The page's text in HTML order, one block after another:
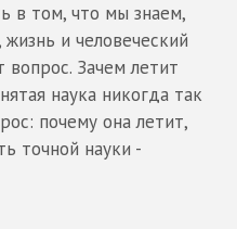
в том, что мы знаем,
и человеческий
Зачем летит
наука никогда так
почему она летит,
точной науки -